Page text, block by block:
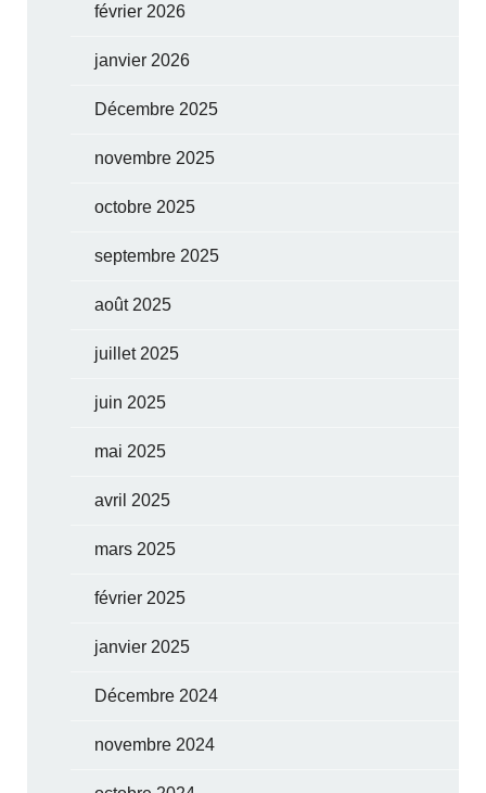
février 2026
janvier 2026
Décembre 2025
novembre 2025
octobre 2025
septembre 2025
août 2025
juillet 2025
juin 2025
mai 2025
avril 2025
mars 2025
février 2025
janvier 2025
Décembre 2024
novembre 2024